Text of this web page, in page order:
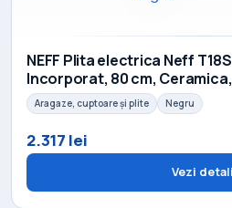
NEFF Plita electrica Neff
Incorporat, 80 cm,
Aragaze, cuptoare și plite Negru
2.317 lei
Vezi